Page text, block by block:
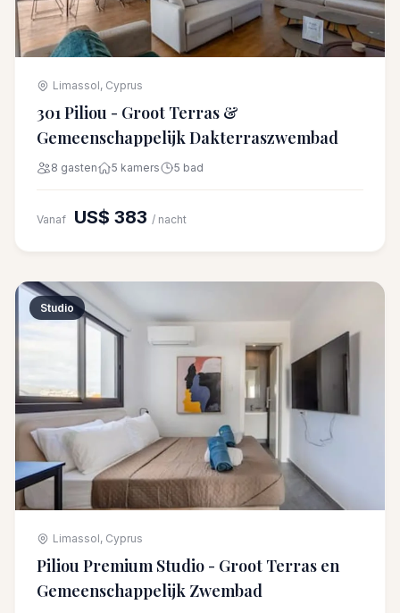
Limassol, Cyprus
301 Piliou - Groot Terras &
Gemeenschappelijk Dakterraszwembad
8 gasten 5 kamers 5 bad
Vanaf US$ 383 / nacht
Studio
Limassol, Cyprus
Piliou Premium Studio - Groot Terras en
Gemeenschappelijk Zwembad